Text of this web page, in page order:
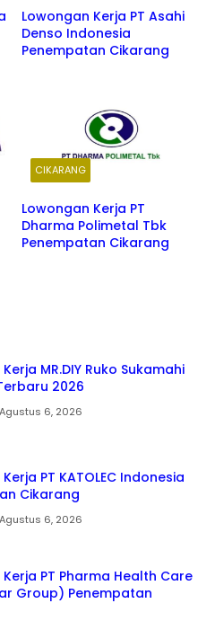
Lowongan Kerja PT Asahi
Denso Indonesia
Penempatan Cikarang
CIKARANG
Lowongan Kerja PT
Dharma Polimetal Tbk
Penempatan Cikarang
MR.DIY Ruko Sukamahi
2026
Agustus 6, 2026
PT KATOLEC Indonesia
Cikarang
Agustus 6, 2026
PT Pharma Health Care
Group) Penempatan